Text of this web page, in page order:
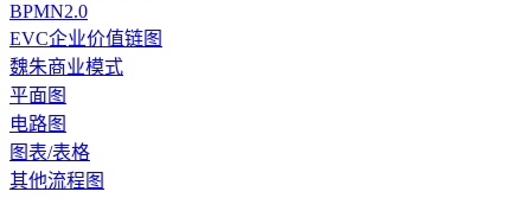
BPMN2.0
EVC企业价值链图
魏朱商业模式
平面图
电路图
图表/表格
其他流程图